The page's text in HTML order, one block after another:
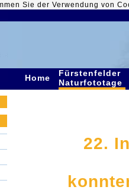
Sie der Verwendung von
Home
Fürstenfelder
Naturfototage
22.